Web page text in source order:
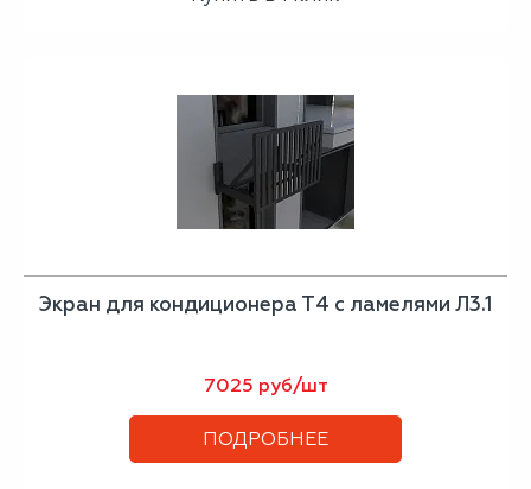
Экран для кондиционера Т4 с ламелями Л3.1
7025 руб/шт
ПОДРОБНЕЕ